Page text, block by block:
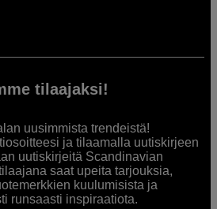
tilaajaksi!
uusimmista trendeistä!
ja tilaamalla uutiskirjeen
uutiskirjeitä Scandinavian
saat upeita tarjouksia,
kuulumisista ja
runsaasti inspiraatiota.